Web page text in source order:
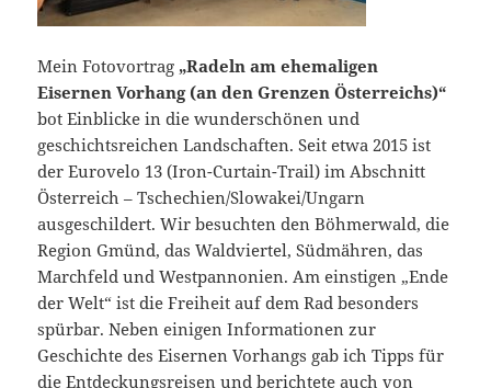
Mein Fotovortrag „Radeln am ehemaligen
Eisernen Vorhang (an den Grenzen Österreichs)“
bot Einblicke in die wunderschönen und
geschichtsreichen Landschaften. Seit etwa 2015 ist
der Eurovelo 13 (Iron-Curtain-Trail) im Abschnitt
Österreich – Tschechien/Slowakei/Ungarn
ausgeschildert. Wir besuchten den Böhmerwald, die
Region Gmünd, das Waldviertel, Südmähren, das
Marchfeld und Westpannonien. Am einstigen „Ende
der Welt“ ist die Freiheit auf dem Rad besonders
spürbar. Neben einigen Informationen zur
Geschichte des Eisernen Vorhangs gab ich Tipps für
die Entdeckungsreisen und berichtete auch von